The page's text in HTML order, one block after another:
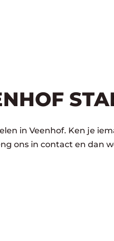
in Veenhof. Ken je
ons in contact en dan